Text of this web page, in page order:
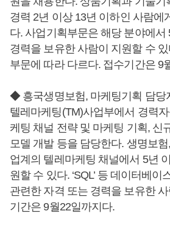
경력 2년 이상 13년 이하인 사람에
다. 사업기획부문은 해당 분야에서
경력을 보유한 사람이 지원할 수
부문에 따라 다르다. 접수기간은 9
◆ 흥국생명보험, 마케팅기획 담당
텔레마케팅(TM)사업부에서 경력
케팅 채널 전략 및 마케팅 기획, 신
모델 개발 등을 담당한다. 생명보
업계의 텔레마케팅 채널에서 5년
원할 수 있다. ‘SQL’ 등 데이터베
관련한 자격 또는 경력을 보유한
기간은 9월22일까지다.